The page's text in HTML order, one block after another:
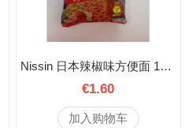
Nissin 日本辣椒味方便面 111克
€1.60
加入购物车